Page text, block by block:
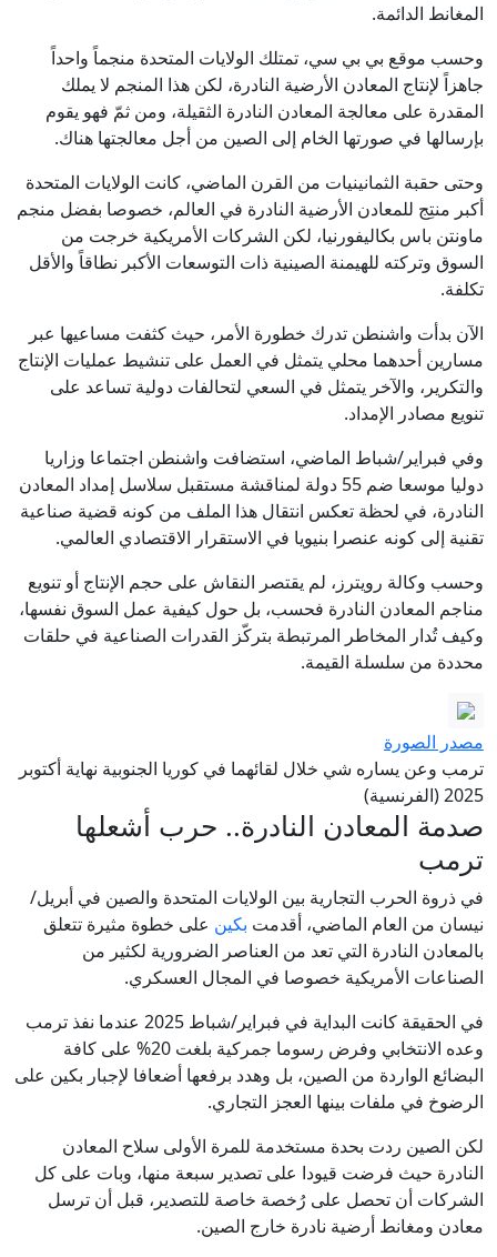
المغانط الدائمة.
وحسب موقع بي بي سي، تمتلك الولايات المتحدة منجماً واحداً
جاهزاً لإنتاج المعادن الأرضية النادرة، لكن هذا المنجم لا يملك
المقدرة على معالجة المعادن النادرة الثقيلة، ومن ثمّ فهو يقوم
بإرسالها في صورتها الخام إلى الصين من أجل معالجتها هناك.
وحتى حقبة الثمانينيات من القرن الماضي، كانت الولايات المتحدة
أكبر منتِج للمعادن الأرضية النادرة في العالم، خصوصا بفضل منجم
ماونتن باس بكاليفورنيا، لكن الشركات الأمريكية خرجت من
السوق وتركته للهيمنة الصينية ذات التوسعات الأكبر نطاقاً والأقل
تكلفة.
الآن بدأت واشنطن تدرك خطورة الأمر، حيث كثفت مساعيها عبر
مسارين أحدهما محلي يتمثل في العمل على تنشيط عمليات الإنتاج
والتكرير، والآخر يتمثل في السعي لتحالفات دولية تساعد على
تنويع مصادر الإمداد.
وفي فبراير/شباط الماضي، استضافت واشنطن اجتماعا وزاريا
دوليا موسعا ضم 55 دولة لمناقشة مستقبل سلاسل إمداد المعادن
النادرة، في لحظة تعكس انتقال هذا الملف من كونه قضية صناعية
تقنية إلى كونه عنصرا بنيويا في الاستقرار الاقتصادي العالمي.
وحسب وكالة رويترز، لم يقتصر النقاش على حجم الإنتاج أو تنويع
مناجم المعادن النادرة فحسب، بل حول كيفية عمل السوق نفسها،
وكيف تُدار المخاطر المرتبطة بتركّز القدرات الصناعية في حلقات
محددة من سلسلة القيمة.
مصدر الصورة
ترمب وعن يساره شي خلال لقائهما في كوريا الجنوبية نهاية أكتوبر
2025 (الفرنسية)
صدمة المعادن النادرة.. حرب أشعلها
ترمب
في ذروة الحرب التجارية بين الولايات المتحدة والصين في أبريل/
نيسان من العام الماضي، أقدمت بكين على خطوة مثيرة تتعلق
بالمعادن النادرة التي تعد من العناصر الضرورية لكثير من
الصناعات الأمريكية خصوصا في المجال العسكري.
في الحقيقة كانت البداية في فبراير/شباط 2025 عندما نفذ ترمب
وعده الانتخابي وفرض رسوما جمركية بلغت 20% على كافة
البضائع الواردة من الصين، بل وهدد برفعها أضعافا لإجبار بكين على
الرضوخ في ملفات بينها العجز التجاري.
لكن الصين ردت بحدة مستخدمة للمرة الأولى سلاح المعادن
النادرة حيث فرضت قيودا على تصدير سبعة منها، وبات على كل
الشركات أن تحصل على رُخصة خاصة للتصدير، قبل أن ترسل
معادن ومغانط أرضية نادرة خارج الصين.